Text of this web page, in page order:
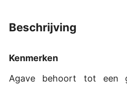
beschrijving
Kenmerken
Agave behoort tot een